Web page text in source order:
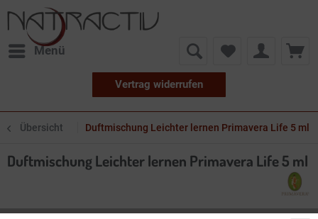
Menü
Vertrag widerrufen
Übersicht Duftmischung Leichter lernen Primavera Life 5 ml
Duftmischung Leichter lernen Primavera Life 5 ml